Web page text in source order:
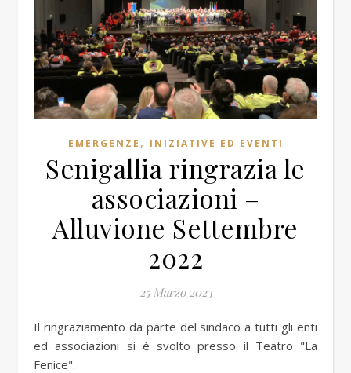
EMERGENZE , INIZIATIVE ED EVENTI
Senigallia ringrazia le
associazioni –
Alluvione Settembre
2022
25 Marzo 2023
Il ringraziamento da parte del sindaco a tutti gli enti
ed associazioni si è svolto presso il Teatro "La
Fenice".